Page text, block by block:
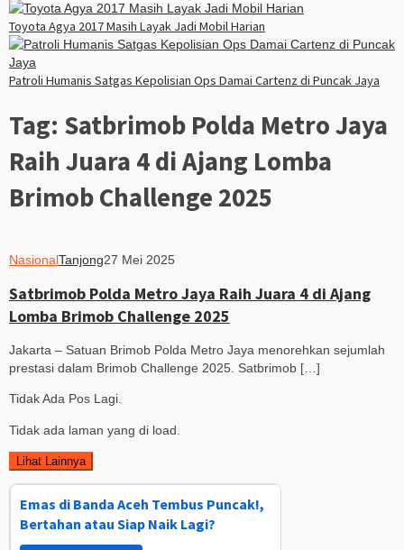
Toyota Agya 2017 Masih Layak Jadi Mobil Harian
Patroli Humanis Satgas Kepolisian Ops Damai Cartenz di Puncak Jaya
Tag: Satbrimob Polda Metro Jaya
Raih Juara 4 di Ajang Lomba
Brimob Challenge 2025
NasionalTanjong27 Mei 2025
Satbrimob Polda Metro Jaya Raih Juara 4 di Ajang
Lomba Brimob Challenge 2025
Jakarta – Satuan Brimob Polda Metro Jaya menorehkan sejumlah
prestasi dalam Brimob Challenge 2025. Satbrimob […]
Tidak Ada Pos Lagi.
Tidak ada laman yang di load.
Lihat Lainnya
Emas di Banda Aceh Tembus Puncak!,
Bertahan atau Siap Naik Lagi?